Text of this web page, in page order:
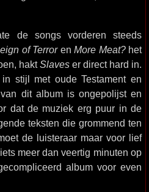
de songs vorderen steeds
of Terroren More Meat?het
haktSlaves er direct hard in.
stijl met oude Testament en
dit album is ongepolijst en
dat de muziek erg puur in de
teksten die grommend ten
de luisteraar maar voor lief
meer dan veertig minuten op
album voor even